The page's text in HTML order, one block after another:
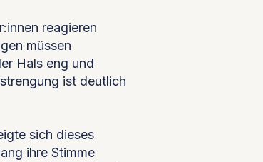
reagieren
müssen
Hals eng und
ist deutlich
sich dieses
ihre Stimme